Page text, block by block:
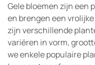
Gele bloemen zijn een
en brengen een
zijn verschillende
variëren in vorm,
we enkele populaire